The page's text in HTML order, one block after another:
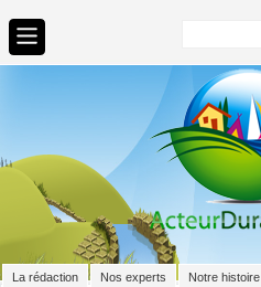
La rédaction Nos experts Notre histoire